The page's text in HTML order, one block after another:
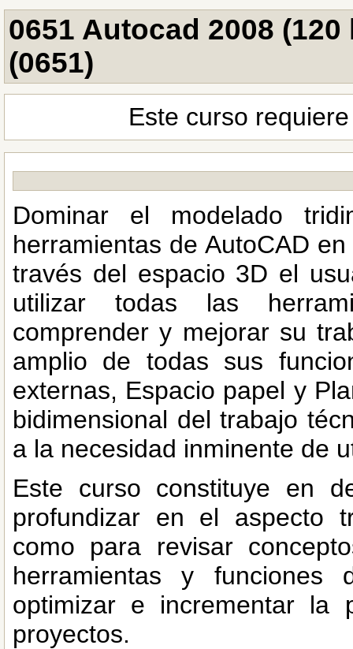
0651 Autocad 2008 (120
(0651)
Este curso
Dominar el modelado
herramientas de AutoCAD
través del espacio 3D el
utilizar todas las
comprender y mejorar su
amplio de todas sus
externas, Espacio papel y
bidimensional del trabajo
a la necesidad inminente de
Este curso constituye en
profundizar en el aspecto
como para revisar
herramientas y
optimizar e incrementar la
proyectos.